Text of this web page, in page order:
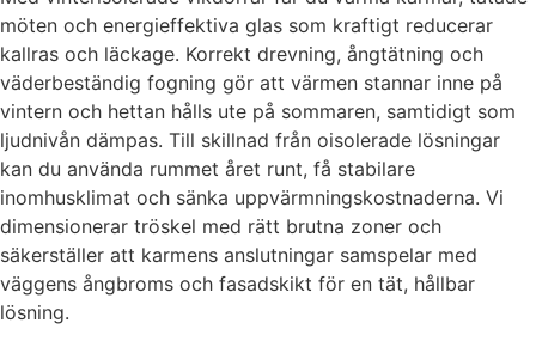
möten och energieffektiva glas som kraftigt reducerar
kallras och läckage. Korrekt drevning, ångtätning och
väderbeständig fogning gör att värmen stannar inne på
vintern och hettan hålls ute på sommaren, samtidigt som
ljudnivån dämpas. Till skillnad från oisolerade lösningar
kan du använda rummet året runt, få stabilare
inomhusklimat och sänka uppvärmningskostnaderna. Vi
dimensionerar tröskel med rätt brutna zoner och
säkerställer att karmens anslutningar samspelar med
väggens ångbroms och fasadskikt för en tät, hållbar
lösning.